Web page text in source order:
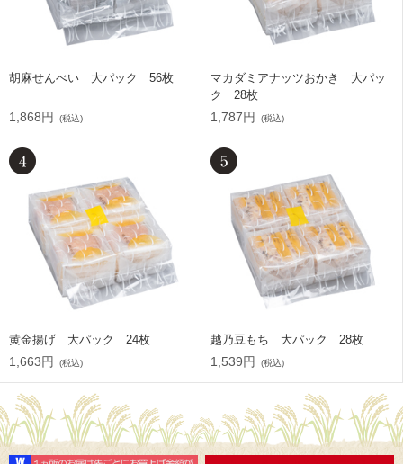
胡麻せんべい 大パック 56枚
1,868円 (税込)
マカダミアナッツおかき 大パッ
ク 28枚
1,787円 (税込)
黄金揚げ 大パック 24枚
1,663円 (税込)
越乃豆もち 大パック 28枚
1,539円 (税込)